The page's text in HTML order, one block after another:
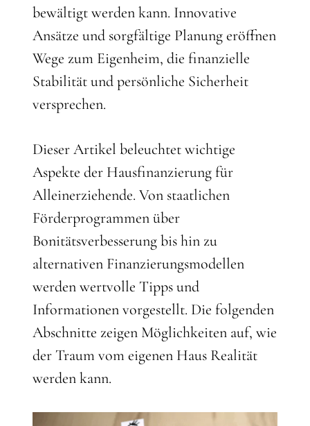
bewältigt werden kann. Innovative
Ansätze und sorgfältige Planung eröffnen
Wege zum Eigenheim, die finanzielle
Stabilität und persönliche Sicherheit
versprechen.
Dieser Artikel beleuchtet wichtige
Aspekte der Hausfinanzierung für
Alleinerziehende. Von staatlichen
Förderprogrammen über
Bonitätsverbesserung bis hin zu
alternativen Finanzierungsmodellen
werden wertvolle Tipps und
Informationen vorgestellt. Die folgenden
Abschnitte zeigen Möglichkeiten auf, wie
der Traum vom eigenen Haus Realität
werden kann.